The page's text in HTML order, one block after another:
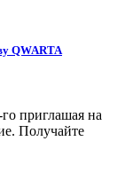
QWARTA
приглашая на
Получайте